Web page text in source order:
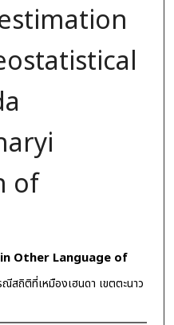
of
Other Language of
สถิติที่เหมืองเฮนดา เขตตะนาว